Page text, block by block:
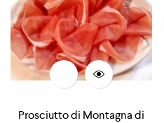
Prosciutto di Montagna di